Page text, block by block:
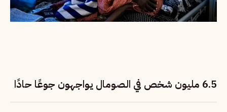
6.5 مليون شخص في الصومال يواجهون جوعًا حادًا